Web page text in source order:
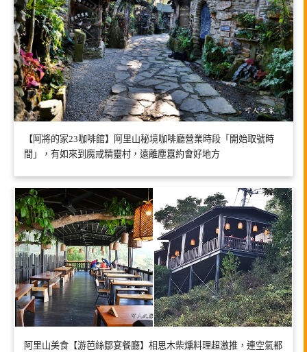
【阿將的家23咖啡館】阿里山秘境咖啡廳營業時段「開始取號時
間」，有如來到魔戒精靈村，遠離塵囂約會好地方
阿里山美食【游芭絲鄒宴餐廳】相思木柴燻料理超激推，連空氣都